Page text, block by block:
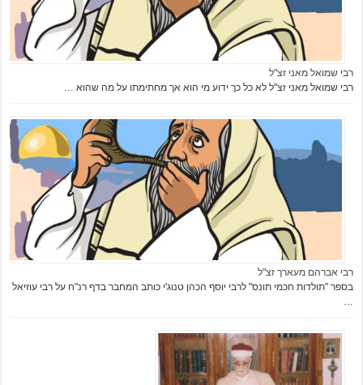
רבי שמואל מאני זצ"ל
רבי שמואל מאני זצ"ל לא כל כך ידוע מי הוא אך מחתימתו על מה שהוא …
רבי אברהם מעארך זצ"ל
בספר "תולדות חכמי תונס" לרבי יוסף הכהן טנוג'י כותב המחבר בדף רנ"ח על רבי עוזיאל